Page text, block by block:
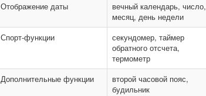
Отображение даты
вечный календарь, число,
месяц, день недели
Спорт-функции
секундомер, таймер
обратного отсчета,
термометр
Дополнительные функции
второй часовой пояс,
будильник